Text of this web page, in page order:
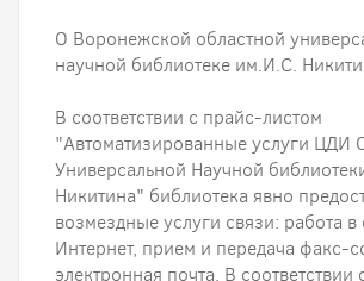
О Воронежской областной
научной библиотеке им.И.С.
В соответствии с прайс-листом
"Автоматизированные услуги ЦДИ
Универсальной Научной
Никитина" библиотека явно
возмездные услуги связи: работа в
Интернет, прием и передача факс-
электронная почта. В соответствии